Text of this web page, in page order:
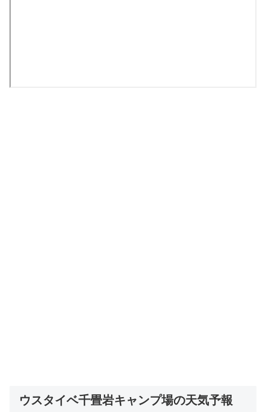
ウスタイベ千畳岩キャンプ場の天気予報